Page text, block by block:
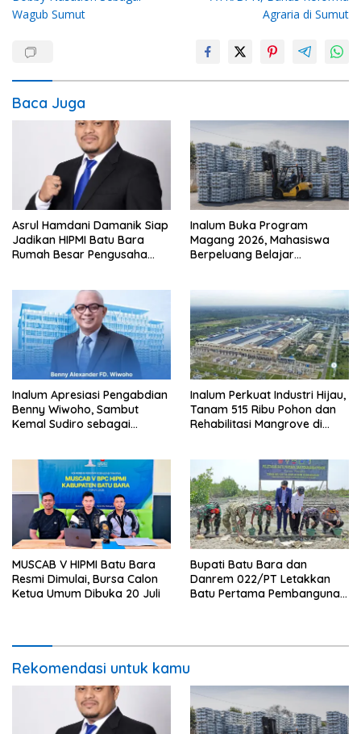
Wagub Sumut
Agraria di Sumut
Baca Juga
Asrul Hamdani Damanik Siap
Jadikan HIPMI Batu Bara
Rumah Besar Pengusaha
Inalum Buka Program
Magang 2026, Mahasiswa
Berpeluang Belajar
Inalum Apresiasi Pengabdian
Benny Wiwoho, Sambut
Kemal Sudiro sebagai
Inalum Perkuat Industri Hijau,
Tanam 515 Ribu Pohon dan
Rehabilitasi Mangrove di
MUSCAB V HIPMI Batu Bara
Resmi Dimulai, Bursa Calon
Ketua Umum Dibuka 20 Juli
Bupati Batu Bara dan
Danrem 022/PT Letakkan
Batu Pertama Pembangunan
Rekomendasi untuk kamu